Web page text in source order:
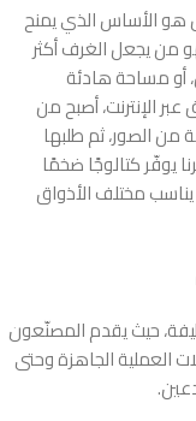
هو الأساس الذي يمنح
من يجعل الغرف أكثر
أو مساحة هادئة
الإنترنت، أصبح من
من الصور، ثم طلبها
يوفّر كتالوجًا ضخمًا
يناسب مختلف الأذواق
حيث يقدم المصنّعون
العملية الجاهزة وحتى